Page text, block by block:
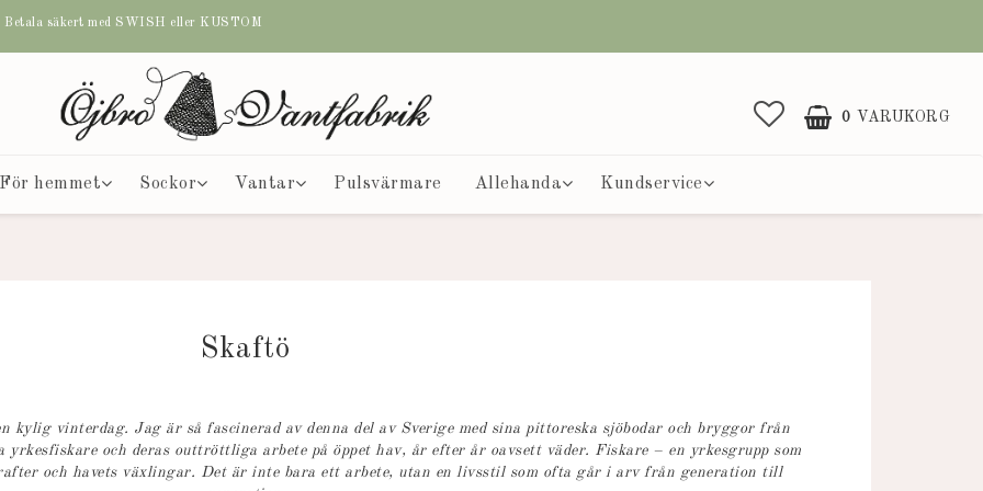
säkert med SWISH eller KUSTOM
0 VARUKORG
För hemmet Sockor Vantar Pulsvärmare Allehanda Kundservice
Skaftö
kylig vinterdag. Jag är så fascinerad av denna del av Sverige med sina pittoreska sjöbodar och bryggor från
och deras outtröttliga arbete på öppet hav, år efter år oavsett väder. Fiskare – en yrkesgrupp som
och havets växlingar. Det är inte bara ett arbete, utan en livsstil som ofta går i arv från generation till